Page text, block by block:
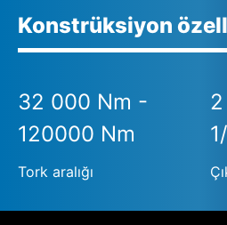
Konstrüksiyon
32 000 Nm -
120000 Nm
Tork aralığı